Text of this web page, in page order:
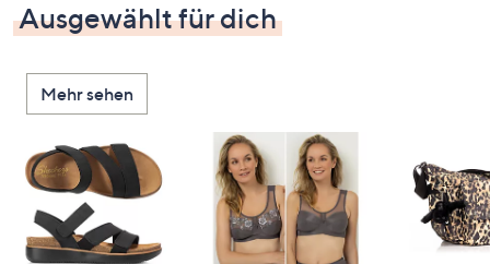
oben
und
nach
unten
oder
wischen
Sie
Touch-
Geräten
Ausgewählt für dich
Mehr sehen